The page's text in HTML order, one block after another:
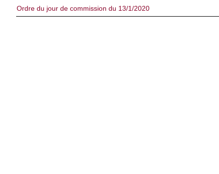
Ordre du jour de commission du 13/1/2020